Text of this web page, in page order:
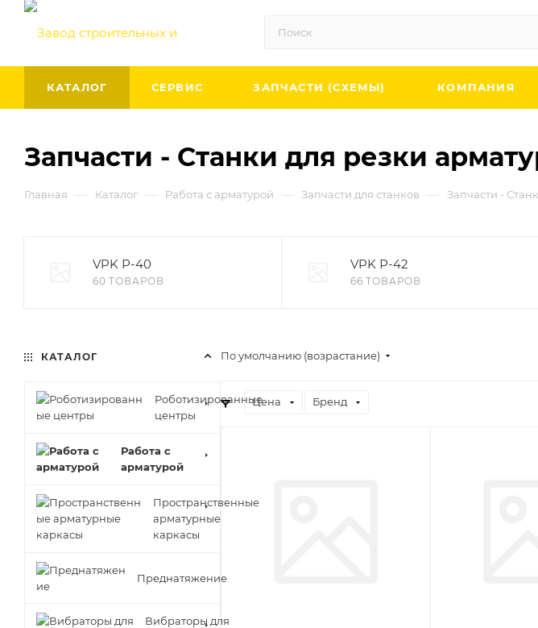
КАТАЛОГ СЕРВИС ЗАПЧАСТИ (СХЕМЫ) КОМПАНИЯ
Запчасти - Станки для резки
Главная — Каталог — Работа с арматурой — Запчасти для станков — Запчасти -
VPK Р-40
60 ТОВАРОВ
VPK Р-42
66 ТОВАРОВ
По умолчанию (возрастание)
Цена Бренд
КАТАЛОГ
Роботизированные
центры
Работа с
арматурой
Пространственные
арматурные
каркасы
Преднатяжение
Вибраторы для